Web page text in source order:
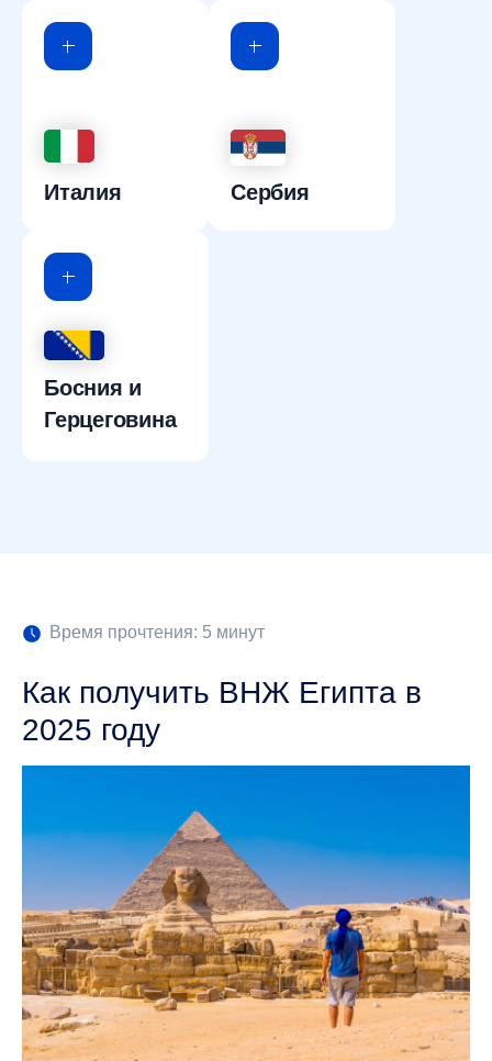
Италия Сербия
Босния и
Герцеговина
Время прочтения: 5 минут
Как получить ВНЖ Египта в
2025 году